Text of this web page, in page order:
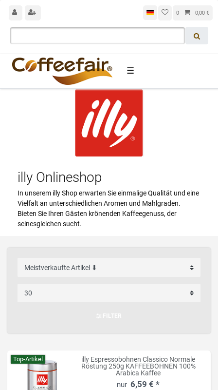
0 0,00 €
☰
illy Onlineshop
In unserem illy Shop erwarten Sie einmalige Qualität und eine
Vielfalt an unterschiedlichen Aromen und Mahlgraden.
Bieten Sie Ihren Gästen krönenden Kaffeegenuss, der
seinesgleichen sucht.
Top-Artikel
illy Espressobohnen Classico Normale
Röstung 250g KAFFEEBOHNEN 100%
Arabica Kaffee
6,59 € *